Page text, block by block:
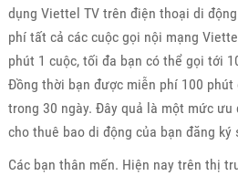
dụng Viettel TV trên điện thoại di
phí tất cả các cuộc gọi nội mạng
phút 1 cuộc, tối đa bạn có thể gọi tới
Đồng thời bạn được miễn phí 100 phút
trong 30 ngày. Đây quả là một mức ưu
cho thuê bao di động của bạn đăng ký
Các bạn thân mến. Hiện nay trên thị